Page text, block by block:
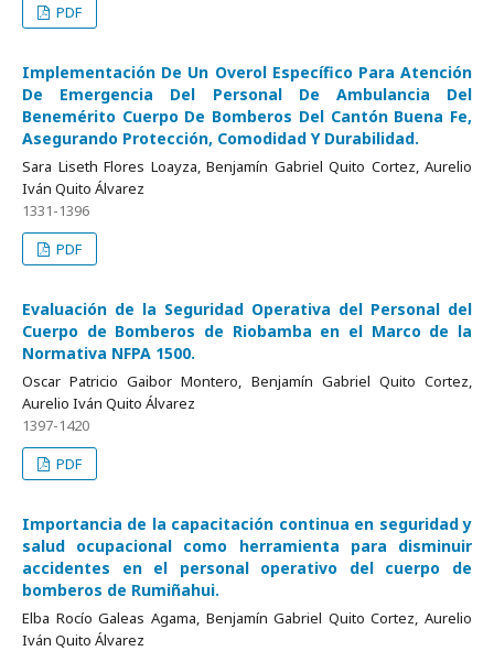
PDF
Implementación De Un Overol Específico Para Atención
De Emergencia Del Personal De Ambulancia Del
Benemérito Cuerpo De Bomberos Del Cantón Buena Fe,
Asegurando Protección, Comodidad Y Durabilidad.
Sara Liseth Flores Loayza, Benjamín Gabriel Quito Cortez, Aurelio
Iván Quito Álvarez
1331-1396
PDF
Evaluación de la Seguridad Operativa del Personal del
Cuerpo de Bomberos de Riobamba en el Marco de la
Normativa NFPA 1500.
Oscar Patricio Gaibor Montero, Benjamín Gabriel Quito Cortez,
Aurelio Iván Quito Álvarez
1397-1420
PDF
Importancia de la capacitación continua en seguridad y
salud ocupacional como herramienta para disminuir
accidentes en el personal operativo del cuerpo de
bomberos de Rumiñahui.
Elba Rocío Galeas Agama, Benjamín Gabriel Quito Cortez, Aurelio
Iván Quito Álvarez